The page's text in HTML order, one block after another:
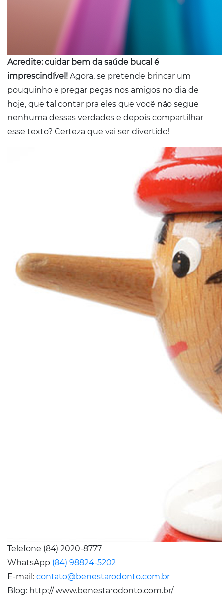
Acredite: cuidar bem da saúde bucal é
imprescindível! Agora, se pretende brincar um
pouquinho e pregar peças nos amigos no dia de
hoje, que tal contar pra eles que você não segue
nenhuma dessas verdades e depois compartilhar
esse texto? Certeza que vai ser divertido!
Telefone (84) 2020-8777
WhatsApp (84) 98824-5202
E-mail: contato@benestarodonto.com.br
Blog: http:// www.benestarodonto.com.br/